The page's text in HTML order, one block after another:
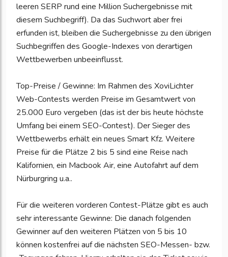
leeren SERP rund eine Million Suchergebnisse mit
diesem Suchbegriff). Da das Suchwort aber frei
erfunden ist, bleiben die Suchergebnisse zu den übrigen
Suchbegriffen des Google-Indexes von derartigen
Wettbewerben unbeeinflusst.
Top-Preise / Gewinne: Im Rahmen des XoviLichter
Web-Contests werden Preise im Gesamtwert von
25.000 Euro vergeben (das ist der bis heute höchste
Umfang bei einem SEO-Contest). Der Sieger des
Wettbewerbs erhält ein neues Smart Kfz. Weitere
Preise für die Plätze 2 bis 5 sind eine Reise nach
Kalifornien, ein Macbook Air, eine Autofahrt auf dem
Nürburgring u.a..
Für die weiteren vorderen Contest-Plätze gibt es auch
sehr interessante Gewinne: Die danach folgenden
Gewinner auf den weiteren Plätzen von 5 bis 10
können kostenfrei auf die nächsten SEO-Messen- bzw.